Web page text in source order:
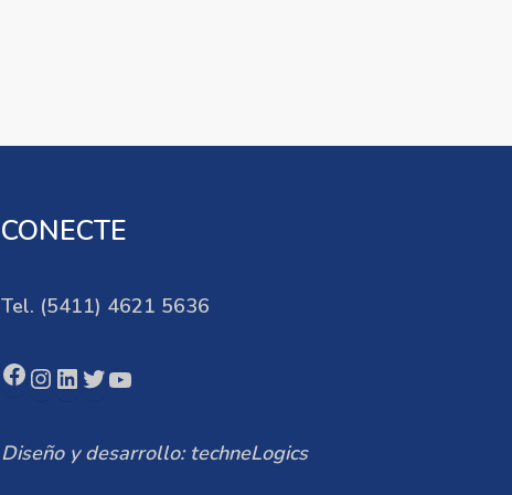
CONECTE
Tel. (5411) 4621 5636
Facebook
Instagram
LinkedIn
Twitter
YouTube
Diseño y desarrollo: techneLogics